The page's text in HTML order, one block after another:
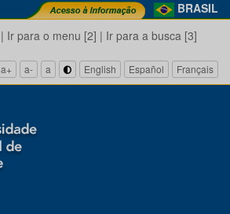
BRASIL
| Ir para o menu [2] | Ir para a busca [3]
a+ a- a English Español Français